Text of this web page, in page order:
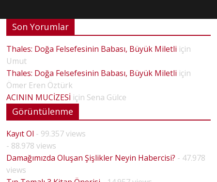
Son Yorumlar
Thales: Doğa Felsefesinin Babası, Büyük Miletli için
Umut
Thales: Doğa Felsefesinin Babası, Büyük Miletli için
Ömer Eren Öztürk
ACININ MUCİZESİ için Sena Gülce
Görüntülenme
Kayıt Ol - 99.357 views
- 88.978 views
Damağımızda Oluşan Şişlikler Neyin Habercisi? - 47.978
views